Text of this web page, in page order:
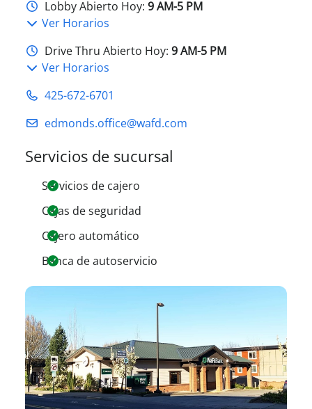
Lobby Abierto Hoy: 9 AM-5 PM
Ver Horarios
Drive Thru Abierto Hoy: 9 AM-5 PM
Ver Horarios
425-672-6701
edmonds.office@wafd.com
Servicios de sucursal
Servicios de cajero
Cajas de seguridad
Cajero automático
Banca de autoservicio